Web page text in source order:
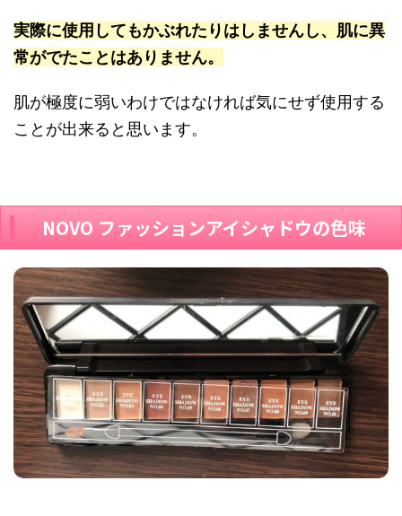
実際に使用してもかぶれたりはしませんし、肌に異
常がでたことはありません。
肌が極度に弱いわけではなければ気にせず使用する
ことが出来ると思います。
NOVO ファッションアイシャドウの色味